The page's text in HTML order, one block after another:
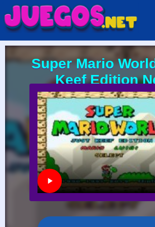
Super Mario
Keef Edition